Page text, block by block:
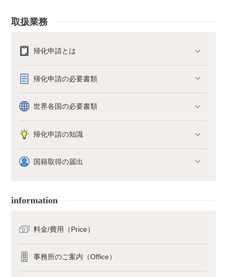
の7つの基本条件を満たすことが大前提となります。住居要件（日本
行要件（善良な生活をしていること）生計要件（経済的に安定してい
ること）重国籍防止要件（元の国籍を離脱すること）思想要件（反社
きること）この時、簡易帰化に該当する方は、住居要件・能力要件・
生計要件の一部が免除・緩和されて帰化申請ができることになりま
す。ただし、審査自体が簡単になるわけではありません。住居要件の
緩和以下の条件に当てはまる場合、通常5年間の居住要件が短縮され
を有する人。（国籍法第6条1号）元日本人とは次のような場合を意
味します。自らの意思で外国籍を取得して日本国籍を失った者外国籍
を選択して日本国籍を失った者国籍喪失宣告により日本国籍を失った
という事です。例えば、帰化により父（母）が外国籍を取得した場
その外国籍の子供が引き続き3年以上日本に住めば、5年の居住期間
る人。又はその父若しくは母（養父母を除く）が日本で生まれた人。
日本で生まれた方は引き続き3年以上日本に住んでいれば帰化申請が
取扱業務
帰化申請とは
帰化申請の必要書類
世界各国の必要書類
帰化申請の知識
国籍取得の届出
information
料金/費用（Price）
事務所のご案内（Office）